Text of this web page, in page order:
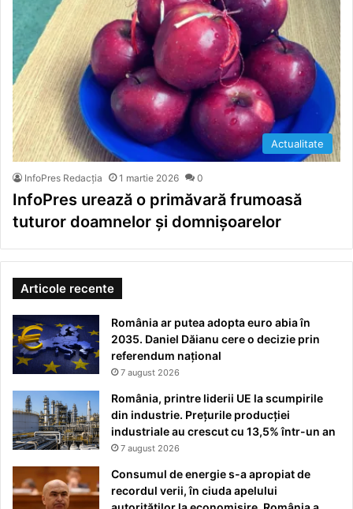
Actualitate
InfoPres Redacția 1 martie 2026 0
InfoPres urează o primăvară frumoasă
tuturor doamnelor și domnișoarelor
Articole recente
România ar putea adopta euro abia în
2035. Daniel Dăianu cere o decizie prin
referendum național
7 august 2026
România, printre liderii UE la scumpirile
din industrie. Prețurile producției
industriale au crescut cu 13,5% într-un an
7 august 2026
Consumul de energie s-a apropiat de
recordul verii, în ciuda apelului